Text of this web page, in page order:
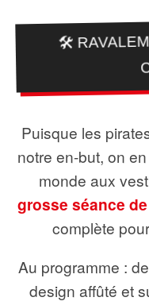
🛠️
Puisque les
notre en-but, on
monde aux
grosse séance
complète
Au programme :
design affûté et